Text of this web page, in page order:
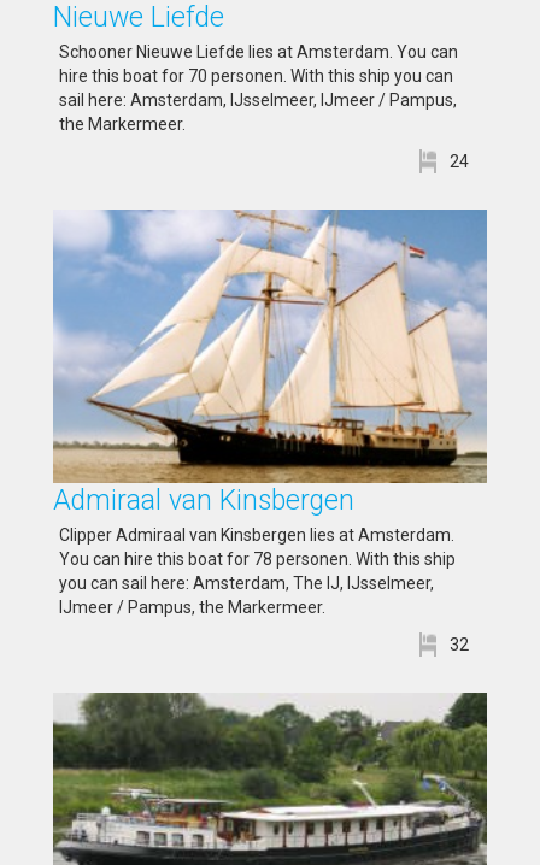
Nieuwe Liefde
Schooner Nieuwe Liefde lies at Amsterdam. You can
hire this boat for 70 personen. With this ship you can
sail here: Amsterdam, IJsselmeer, IJmeer / Pampus,
the Markermeer.
24
Admiraal van Kinsbergen
Clipper Admiraal van Kinsbergen lies at Amsterdam.
You can hire this boat for 78 personen. With this ship
you can sail here: Amsterdam, The IJ, IJsselmeer,
IJmeer / Pampus, the Markermeer.
32